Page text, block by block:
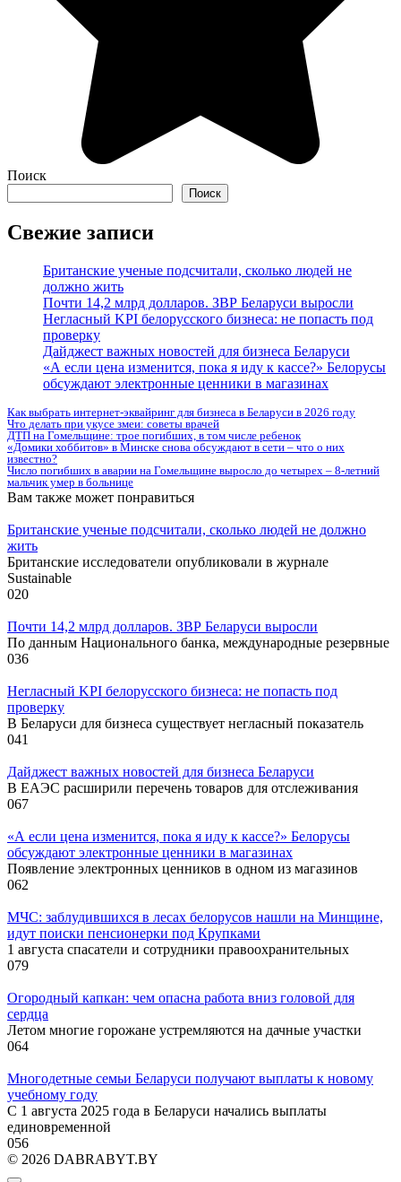
Поиск
Поиск
Свежие записи
Британские ученые подсчитали, сколько людей не
должно жить
Почти 14,2 млрд долларов. ЗВР Беларуси выросли
Негласный KPI белорусского бизнеса: не попасть под
проверку
Дайджест важных новостей для бизнеса Беларуси
«А если цена изменится, пока я иду к кассе?» Белорусы
обсуждают электронные ценники в магазинах
Как выбрать интернет-эквайринг для бизнеса в Беларуси в 2026 году
Что делать при укусе змеи: советы врачей
ДТП на Гомельщине: трое погибших, в том числе ребенок
«Домики хоббитов» в Минске снова обсуждают в сети – что о них
известно?
Число погибших в аварии на Гомельщине выросло до четырех – 8-летний
мальчик умер в больнице
Вам также может понравиться
Британские ученые подсчитали, сколько людей не должно
жить
Британские исследователи опубликовали в журнале
Sustainable
020
Почти 14,2 млрд долларов. ЗВР Беларуси выросли
По данным Национального банка, международные резервные
036
Негласный KPI белорусского бизнеса: не попасть под
проверку
В Беларуси для бизнеса существует негласный показатель
041
Дайджест важных новостей для бизнеса Беларуси
В ЕАЭС расширили перечень товаров для отслеживания
067
«А если цена изменится, пока я иду к кассе?» Белорусы
обсуждают электронные ценники в магазинах
Появление электронных ценников в одном из магазинов
062
МЧС: заблудившихся в лесах белорусов нашли на Минщине,
идут поиски пенсионерки под Крупками
1 августа спасатели и сотрудники правоохранительных
079
Огородный капкан: чем опасна работа вниз головой для
сердца
Летом многие горожане устремляются на дачные участки
064
Многодетные семьи Беларуси получают выплаты к новому
учебному году
С 1 августа 2025 года в Беларуси начались выплаты
единовременной
056
© 2026 DABRABYT.BY